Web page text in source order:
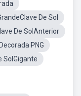
De Sol
De SolAnterior
PNG
SolGigante